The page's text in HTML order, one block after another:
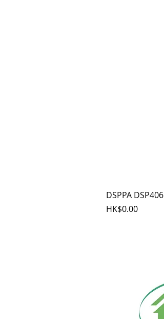
DSPPA
價格
HK$0.00